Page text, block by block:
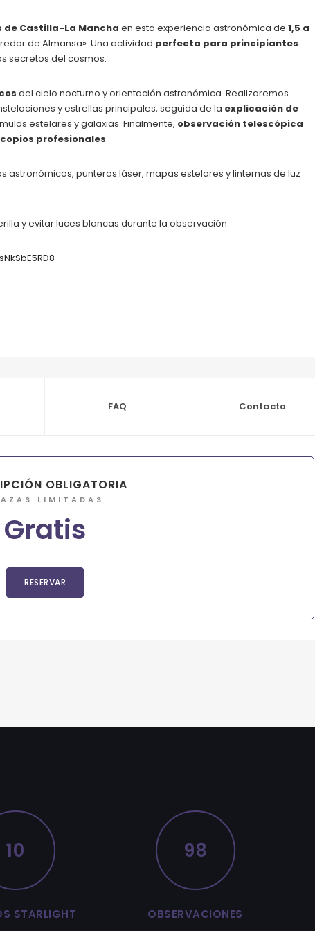
Castilla-La Mancha en esta experiencia astronómica de 1,5 a
de Almansa». Una actividad perfecta para principiantes
secretos del cosmos.
del cielo nocturno y orientación astronómica. Realizaremos
y estrellas principales, seguida de la explicación de
estelares y galaxias. Finalmente, observación telescópica
profesionales.
astronómicos, punteros láser, mapas estelares y linternas de luz
y evitar luces blancas durante la observación.
FAQ Contacto
OBLIGATORIA
LIMITADAS
Gratis
RESERVAR
10
STARLIGHT
98
OBSERVACIONES